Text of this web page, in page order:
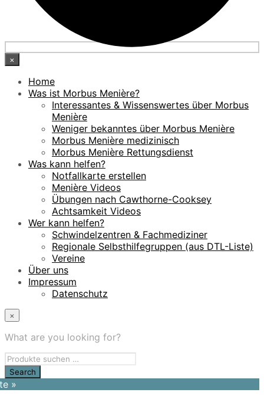
×
Home
Was ist Morbus Menière?
Interessantes & Wissenswertes über Morbus
Menière
Weniger bekanntes über Morbus Menière
Morbus Menière medizinisch
Morbus Menière Rettungsdienst
Was kann helfen?
Notfallkarte erstellen
Menière Videos
Übungen nach Cawthorne-Cooksey
Achtsamkeit Videos
Wer kann helfen?
Schwindelzentren & Fachmediziner
Regionale Selbsthilfegruppen (aus DTL-Liste)
Vereine
Über uns
Impressum
Datenschutz
×
What are you looking for?
»